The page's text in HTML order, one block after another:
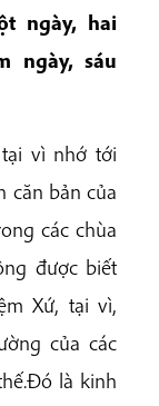
ngày, hai
ngày, sáu
vì nhớ tới
căn bản của
các chùa
được biết
Xứ, tại vì,
của các
là kinh